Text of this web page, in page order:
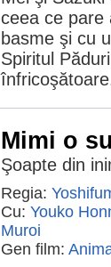
ceea ce pare
basme şi cu
Spiritul
Mimi o
Şoapte din
Regia:
Cu: Youko
Muroi
Gen film: